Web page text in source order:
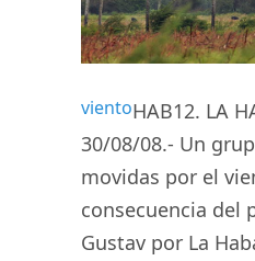
vientoHAB12. LA
30/08/08.- Un
movidas por el
consecuencia del
Gustav por La